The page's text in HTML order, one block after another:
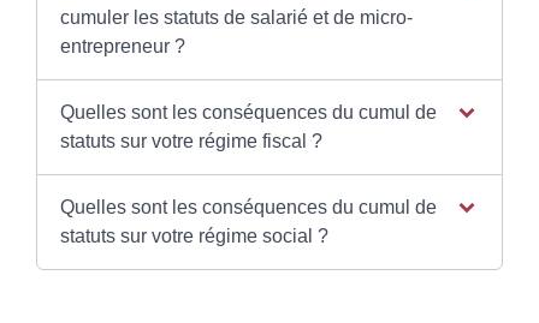
cumuler les statuts de salarié et de micro-
entrepreneur ?
Quelles sont les conséquences du cumul de
statuts sur votre régime fiscal ?
Quelles sont les conséquences du cumul de
statuts sur votre régime social ?